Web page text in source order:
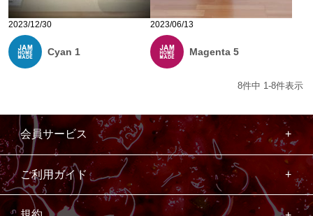
2023/12/30
Cyan 1
2023/06/13
Magenta 5
8件中 1 -8件表示
会員サービス
ご利用ガイド